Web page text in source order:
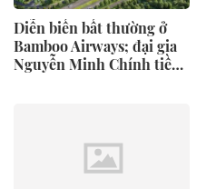
Diễn biến bất thường ở
Bamboo Airways; đại gia
Nguyễn Minh Chính tiềm